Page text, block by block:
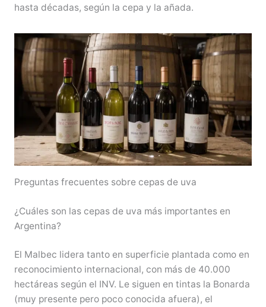
hasta décadas, según la cepa y la añada.
Preguntas frecuentes sobre cepas de uva
¿Cuáles son las cepas de uva más importantes en
Argentina?
El Malbec lidera tanto en superficie plantada como en
reconocimiento internacional, con más de 40.000
hectáreas según el INV. Le siguen en tintas la Bonarda
(muy presente pero poco conocida afuera), el